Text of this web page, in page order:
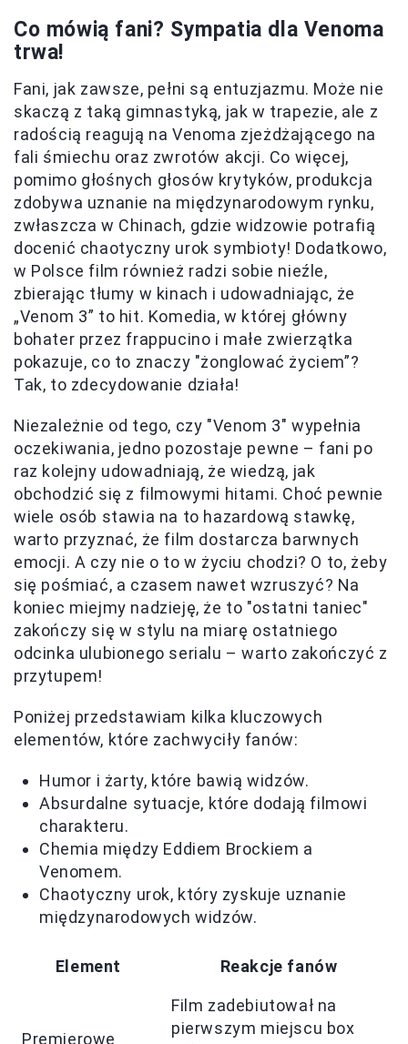
Co mówią fani? Sympatia dla Venoma
trwa!
Fani, jak zawsze, pełni są entuzjazmu. Może nie
skaczą z taką gimnastyką, jak w trapezie, ale z
radością reagują na Venoma zjeżdżającego na
fali śmiechu oraz zwrotów akcji. Co więcej,
pomimo głośnych głosów krytyków, produkcja
zdobywa uznanie na międzynarodowym rynku,
zwłaszcza w Chinach, gdzie widzowie potrafią
docenić chaotyczny urok symbioty! Dodatkowo,
w Polsce film również radzi sobie nieźle,
zbierając tłumy w kinach i udowadniając, że
„Venom 3” to hit. Komedia, w której główny
bohater przez frappucino i małe zwierzątka
pokazuje, co to znaczy "żonglować życiem”?
Tak, to zdecydowanie działa!
Niezależnie od tego, czy "Venom 3" wypełnia
oczekiwania, jedno pozostaje pewne – fani po
raz kolejny udowadniają, że wiedzą, jak
obchodzić się z filmowymi hitami. Choć pewnie
wiele osób stawia na to hazardową stawkę,
warto przyznać, że film dostarcza barwnych
emocji. A czy nie o to w życiu chodzi? O to, żeby
się pośmiać, a czasem nawet wzruszyć? Na
koniec miejmy nadzieję, że to "ostatni taniec"
zakończy się w stylu na miarę ostatniego
odcinka ulubionego serialu – warto zakończyć z
przytupem!
Poniżej przedstawiam kilka kluczowych
elementów, które zachwyciły fanów:
Humor i żarty, które bawią widzów.
Absurdalne sytuacje, które dodają filmowi
charakteru.
Chemia między Eddiem Brockiem a
Venomem.
Chaotyczny urok, który zyskuje uznanie
międzynarodowych widzów.
Element Reakcje fanów
Premierowe
Film zadebiutował na
pierwszym miejscu box